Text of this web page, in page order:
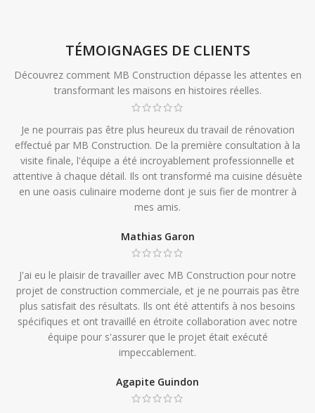
TÉMOIGNAGES DE CLIENTS
Découvrez comment MB Construction dépasse les attentes en
transformant les maisons en histoires réelles.
Je ne pourrais pas être plus heureux du travail de rénovation
effectué par MB Construction. De la première consultation à la
visite finale, l'équipe a été incroyablement professionnelle et
attentive à chaque détail. Ils ont transformé ma cuisine désuète
en une oasis culinaire moderne dont je suis fier de montrer à
mes amis.
Mathias Garon
J'ai eu le plaisir de travailler avec MB Construction pour notre
projet de construction commerciale, et je ne pourrais pas être
plus satisfait des résultats. Ils ont été attentifs à nos besoins
spécifiques et ont travaillé en étroite collaboration avec notre
équipe pour s'assurer que le projet était exécuté
impeccablement.
Agapite Guindon